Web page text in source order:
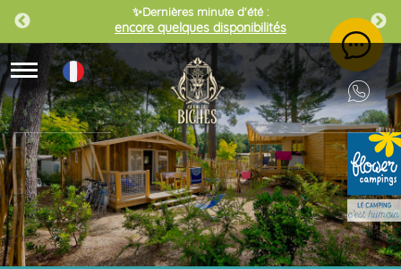
✨Dernières minute d'été :
encore quelques disponibilités